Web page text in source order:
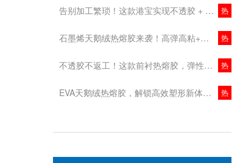
告别加工繁琐！这款港宝实现不透胶 + 中低温加工，鞋企降本增效新选择！ 热
石墨烯天鹅绒热熔胶来袭！高弹高粘+抗菌除臭，舒适与实用双在线！ 热
不透胶不返工！这款前衬热熔胶，弹性强更环保！ 热
EVA天鹅绒热熔胶，解锁高效塑形新体验！ 热